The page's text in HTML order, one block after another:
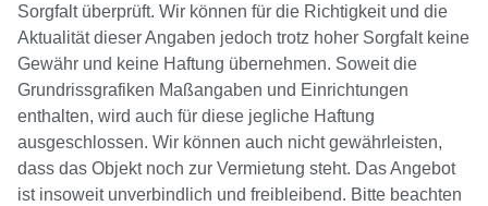
Sorgfalt überprüft. Wir können für die Richtigkeit und die
Aktualität dieser Angaben jedoch trotz hoher Sorgfalt keine
Gewähr und keine Haftung übernehmen. Soweit die
Grundrissgrafiken Maßangaben und Einrichtungen
enthalten, wird auch für diese jegliche Haftung
ausgeschlossen. Wir können auch nicht gewährleisten,
dass das Objekt noch zur Vermietung steht. Das Angebot
ist insoweit unverbindlich und freibleibend. Bitte beachten